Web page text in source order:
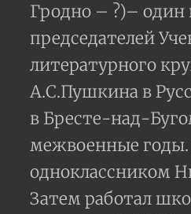
Гродно – ?)– один
председателей
литературного
А.С.Пушкина в
в Бресте-над-
межвоенные
одноклассником
Затем работал